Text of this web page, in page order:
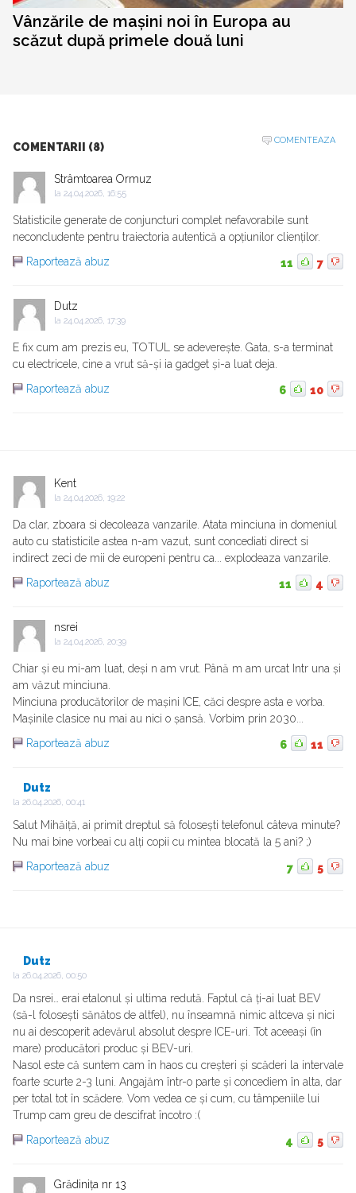
Vânzările de mașini noi în Europa au
scăzut după primele două luni
COMENTARII (8)
COMENTEAZA
Strâmtoarea Ormuz
la 24.04.2026, 16:55
Statisticile generate de conjuncturi complet nefavorabile sunt
neconcludente pentru traiectoria autentică a opțiunilor clienților.
Raportează abuz
11 7
Dutz
la 24.04.2026, 17:39
E fix cum am prezis eu, TOTUL se adeverește. Gata, s-a terminat
cu electricele, cine a vrut să-și ia gadget și-a luat deja.
Raportează abuz
6 10
Kent
la 24.04.2026, 19:22
Da clar, zboara si decoleaza vanzarile. Atata minciuna in domeniul
auto cu statisticile astea n-am vazut, sunt concediati direct si
indirect zeci de mii de europeni pentru ca... explodeaza vanzarile.
Raportează abuz
11 4
nsrei
la 24.04.2026, 20:39
Chiar și eu mi-am luat, deși n am vrut. Până m am urcat Intr una și
am văzut minciuna.
Minciuna producătorilor de mașini ICE, căci despre asta e vorba.
Mașinile clasice nu mai au nici o șansă. Vorbim prin 2030...
Raportează abuz
6 11
Dutz
la 26.04.2026, 00:41
Salut Mihăiță, ai primit dreptul să folosești telefonul câteva minute?
Nu mai bine vorbeai cu alți copii cu mintea blocată la 5 ani? ;)
Raportează abuz
7 5
Dutz
la 26.04.2026, 00:50
Da nsrei… erai etalonul și ultima redută. Faptul că ți-ai luat BEV
(să-l folosești sănătos de altfel), nu înseamnă nimic altceva și nici
nu ai descoperit adevărul absolut despre ICE-uri. Tot aceeași (în
mare) producători produc și BEV-uri.
Nasol este că suntem cam în haos cu creșteri și scăderi la intervale
foarte scurte 2-3 luni. Angajăm într-o parte și concediem în alta, dar
per total tot în scădere. Vom vedea ce și cum, cu tâmpeniile lui
Trump cam greu de descifrat încotro :(
Raportează abuz
4 5
Grădinița nr 13